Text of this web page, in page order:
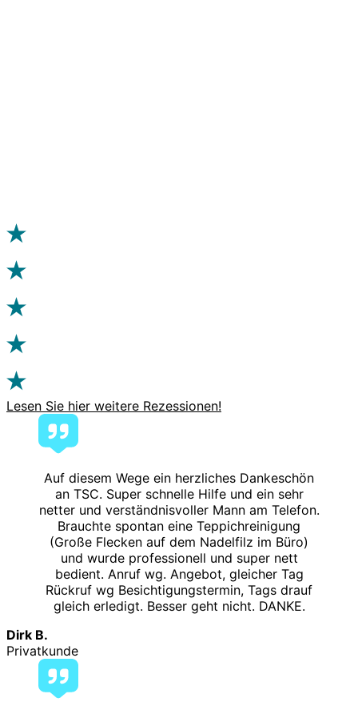
Lesen Sie hier weitere Rezessionen!
Auf diesem Wege ein herzliches Dankeschön
an TSC. Super schnelle Hilfe und ein sehr
netter und verständnisvoller Mann am Telefon.
Brauchte spontan eine Teppichreinigung
(Große Flecken auf dem Nadelfilz im Büro)
und wurde professionell und super nett
bedient. Anruf wg. Angebot, gleicher Tag
Rückruf wg Besichtigungstermin, Tags drauf
gleich erledigt. Besser geht nicht. DANKE.
Dirk B.
Privatkunde